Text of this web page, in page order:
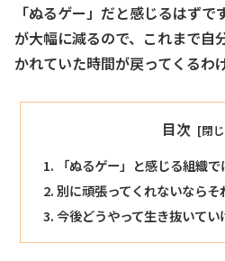
「ぬるゲー」だと感じるはず
が大幅に減るので、これまで自
かれていた時間が戻ってくるわ
目次
「ぬるゲー」と感じる組織
別に頑張ってくれないなら
今後どうやって生き抜いて